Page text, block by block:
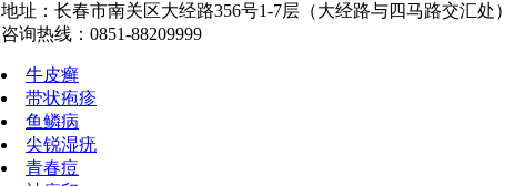
地址：长春市南关区大经路356号1-7层（大经路与四马路交汇处）
咨询热线：0851-88209999
牛皮癣
带状疱疹
鱼鳞病
尖锐湿疣
青春痘